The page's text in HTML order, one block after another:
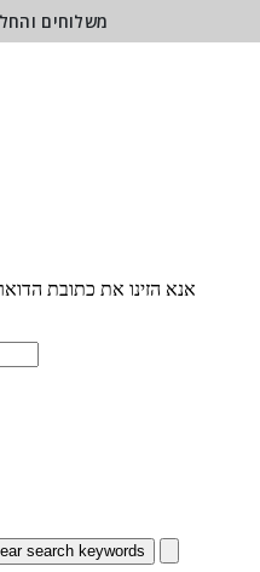
אנא הזינו את כתובת
משלוחים